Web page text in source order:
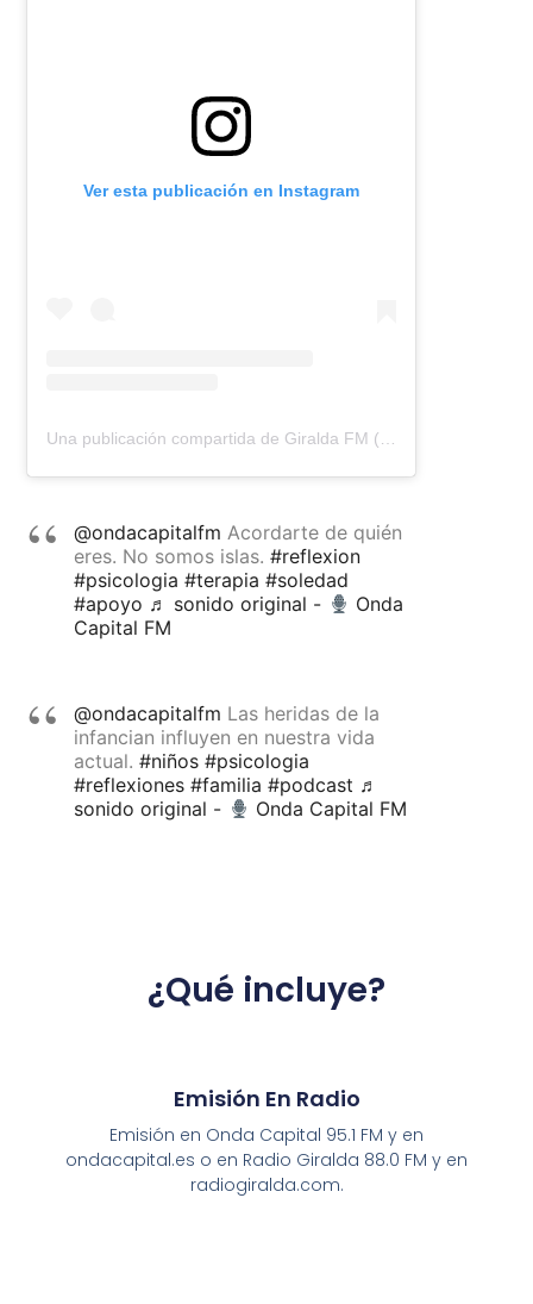
Ver esta publicación en Instagram
Una publicación compartida de Giralda FM (@giraldafm)
@ondacapitalfm Acordarte de quién
eres. No somos islas.#reflexion
#psicologia #terapia #soledad
#apoyo ♬ sonido original -
Onda
Capital FM
@ondacapitalfm Las heridas de la
infancian influyen en nuestra vida
actual.#niños #psicologia
#reflexiones #familia #podcast ♬
sonido original -
Onda Capital FM
¿Qué incluye?
Emisión En Radio
Emisión en Onda Capital 95.1 FM y en
ondacapital.es o en Radio Giralda 88.0 FM y en
radiogiralda.com.